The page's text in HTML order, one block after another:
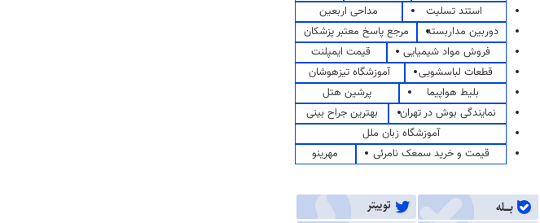
استند تسلیت
مداحی اربعین
دوربین مداربسته
مرجع پاسخ معتبر پزشکان
فروش مواد شیمیایی
قیمت ایمپلنت
قطعات لباسشویی
آموزشگاه تیزهوشان
بلیط هواپیما
پرشین هتل
نمایندگی بوش در تهران
بهترین جراح بینی
آموزشگاه زبان ملل
قیمت و خرید سمعک نامرئی
مهرینو